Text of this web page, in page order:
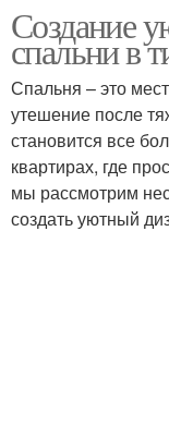
Создание
спальни в
Спальня – это
утешение после
становится все
квартирах, где
мы рассмотрим
создать уютный